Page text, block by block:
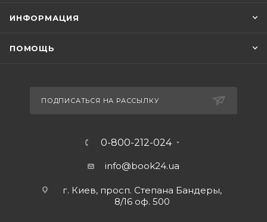
ИНФОРМАЦИЯ
ПОМОЩЬ
ПОДПИСАТЬСЯ НА РАССЫЛКУ
0-800-212-024
info@book24.ua
г. Киев, просп. Степана Бандеры,
8/16 оф. 500